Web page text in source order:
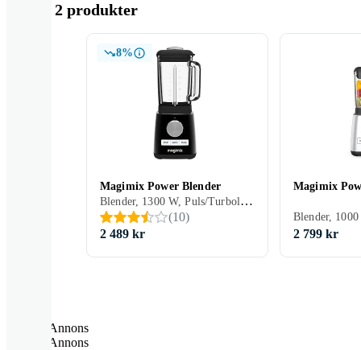
2 produkter
8%
Magimix Power Blender
Blender, 1300 W, Puls/Turboläge, Iskross, Sugfötter, Måttkopp, 1.8 liter
(10)
2 489 kr
Magimix
2 799 kr
Annons
Annons